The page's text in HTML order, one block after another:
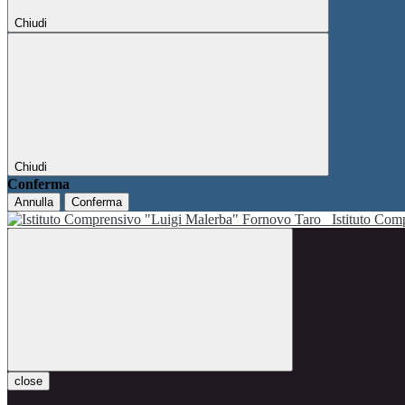
Chiudi
Chiudi
Conferma
Annulla Conferma
Istituto
close